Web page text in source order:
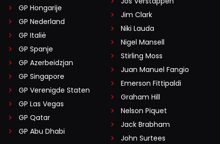
GP Hongarije
GP Nederland
GP Italië
GP Spanje
GP Azerbeidzjan
GP Singapore
GP Verenigde Staten
GP Las Vegas
GP Qatar
GP Abu Dhabi
Jim Clark
Niki Lauda
Nigel Mansell
Stirling Moss
Juan Manuel Fangio
Emerson Fittipaldi
Graham Hill
Nelson Piquet
Jack Brabham
John Surtees